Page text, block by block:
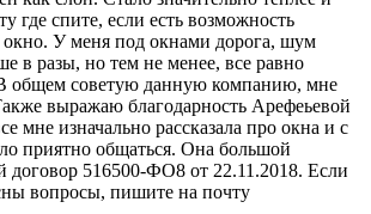
где спите, если есть возможность
окно. У меня под окнами дорога, шум
в разы, но тем не менее, все равно
советую данную компанию, мне
выражаю благодарность Арефеьевой
мне изначально рассказала про окна и с
приятно общаться. Она большой
договор 516500-ФО8 от 22.11.2018. Если
вопросы, пишите на почту